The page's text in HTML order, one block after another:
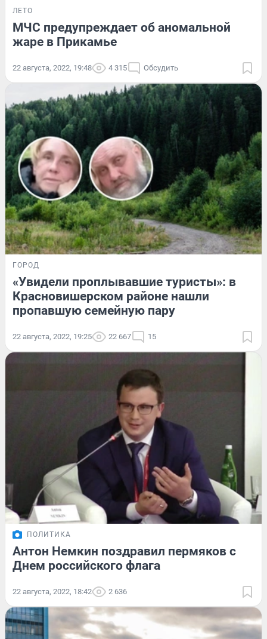
ЛЕТО
МЧС предупреждает об аномальной
жаре в Прикамье
22 августа, 2022, 19:48 4 315 Обсудить
ГОРОД
«Увидели проплывавшие туристы»: в
Красновишерском районе нашли
пропавшую семейную пару
22 августа, 2022, 19:25 22 667 15
ПОЛИТИКА
Антон Немкин поздравил пермяков с
Днем российского флага
22 августа, 2022, 18:42 2 636